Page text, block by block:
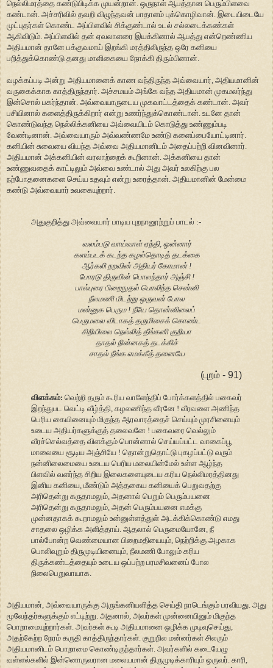
நெல்லிமரத்தை கண்டுபிடிக்க முயன்றான். ஒருநாள் ஆபத்தான பெரும்பிளவை
கண்டான். அச்சரிவில் தவறி விழுந்தவன் பாதாளம் புக்கொழிவான். இடையிடையே
முட்புதர்கள் கொண்ட அப்பிளவில் சிக்குண்டால் உடல் சல்லடைக்கண்கள்
ஆகிவிடும். அப்பிளவில் தன் ஏவலாளரை இயக்கினால் ஆபத்து என்றெண்ணிய
அதியமான் தானே பக்குவமாய் இறங்கி மரத்திலிருந்த ஒரே கனியை
பறித்துக்கொண்டு தனது மாளிகையை நோக்கி திரும்பினான்.
வழக்கப்படி அன்று அதியமானைக் காண வந்திருந்த அவ்வையார், அதியமானின்
வருகைக்காக காத்திருந்தார். அச்சமயம் அங்கே வந்த அதியமான் முகமலர்ந்து
இன்சொல் பகர்ந்தான். அவ்வையாருடைய முகவாட்டத்தைக் கண்டான். அவர்
பசியினால் களைத்திருக்கிறார் என்று உணர்ந்துக்கொண்டான். உடனே தான்
கொண்டுவந்த நெல்லிக்கனியை அவ்வையிடம் கொடுத்து உண்ணும்படி
வேண்டினான். அவ்வையாரும் அவ்வண்ணமே உண்டு களைப்பையோட்டினார்.
கனியின் சுவையை வியந்த அவ்வை அதியமானிடம் அதைப்பற்றி வினவினார்.
அதியமான் அக்கனியின் வரலாற்றைக் கூறினான். அக்கனியை தான்
உண்ணுவதைக் காட்டிலும் அவ்வை உண்டால் அது அவர் உலகிற்கு பல
நற்போதனைகளை செய்ய உதவும் என்று உரைத்தான். அதியமானின் மேன்மை
கண்டு அவ்வையார் உவகையுற்றார்.
அதுகுறித்து அவ்வையார் பாடிய புறநானூற்றுப் பாடல் :-
வலம்படு வாய்வாள் ஏந்தி, ஒன்னார்
களம்படக் கடந்த கழல்தொடித் தடக்கை
ஆர்கலி நறவின் அதியர் கோமான் !
போரடு திருவின் பொலந்தார் அஞ்சி !
பால்புரை பிறைநுதல் பொலிந்த சென்னி
நீலமணி மிடற்று ஒருவன் போல
மன்னுக பெரும ! நீயே தொன்னிலைப்
பெருமலை விடாகத் தருமிசைக் கொண்ட
சிறியிலை நெல்லித் தீங்கனி குறியா
தாதல் நின்னகத் தடக்கிச்
சாதல் நீங்க எமக்கீத் தனையே
(புறம் - 91)
விளக்கம்: வெற்றி தரும் கூரிய வாளேந்திப் போர்க்களத்தில் பகைவர்
இறந்துபட வெட்டி வீழ்த்தி, கழலணிந்த வீரனே ! வீரவளை அணிந்த
பெரிய கையினையும் மிகுந்த ஆரவாரத்தைச் செய்யும் முரசினையும்
உடைய அதியர்களுக்குத் தலைவனே ! பகைவரை வெல்லும்
வீரச்செல்வத்தை விளக்கும் பொன்னால் செய்யப்பட்ட வாகைப்பூ
மாலையை சூடிய அஞ்சியே ! தொன்றுதொட்டு புகழப்பட்டு வரும்
நன்னிலைமையை உடைய பெரிய மலையின்மேல் உள்ள ஆழ்ந்த
பிளவில் வளர்ந்த சிறிய இலைகளையுடைய கரிய நெல்லிமரத்தினது
இனிய கனியை, மீண்டும் அத்தகைய கனியைக் பெறுவதற்கு
அரிதென்று கருதாமலும், அதனால் பெறும் பெரும்பயனை
அரிதென்று கருதாமலும், அதன் பெரும்பயனை எமக்கு
முன்னதாகக் கூறாமலும் உன்னுள்ளத்துள் அடக்கிக்கொண்டு எமது
சாதலை ஒழிக்க அளித்தாய். ஆதலால் பெருமையோனே, நீ
பால்போன்ற வெண்மையான பிறைமதியையும், நெற்றிக்கு அழகாக
பொலிவுறும் திருமுடியினையும், நீலமணி போலும் கரிய
திருக்கண்டத்தையும் உடைய ஒப்பற்ற பரமசிவனைப் போல
நிலைபெறுவாயாக.
அதியமான், அவ்வையாருக்கு அருங்கனியளித்த செய்தி நாடெங்கும் பரவியது. அது
மூவேந்தர்களுக்கும் எட்டிற்று. அதனால், அவர்கள் முன்னையினும் மிகுந்த
பொறாமையுற்றார்கள். அவர்கள் கூடி அதியமானை ஒழிக்க முடிவுசெய்து,
அதற்கேற்ற நேரம் கருதி காத்திருந்தார்கள். குறுநில மன்னர்கள் சிலரும்
அதியமானிடம் பொறாமை கொண்டிருந்தார்கள். அவர்களில் கடையேழு
வள்ளல்களில் இன்னொருவரான மலையமான் திருமுடிக்காரியும் ஒருவர். காரி,